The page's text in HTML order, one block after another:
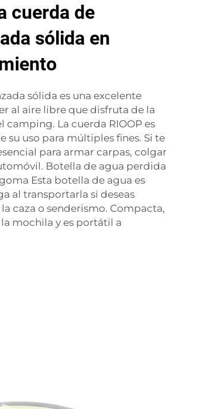
cuerda de
sólida en
sólida es una excelente
al aire libre que disfruta de la
camping. La cuerda RIOOP es
su uso para múltiples fines. Si te
para armar carpas, colgar
Botella de agua perdida
Esta botella de agua es
al transportarla si deseas
caza o senderismo. Compacta,
mochila y es portátil a